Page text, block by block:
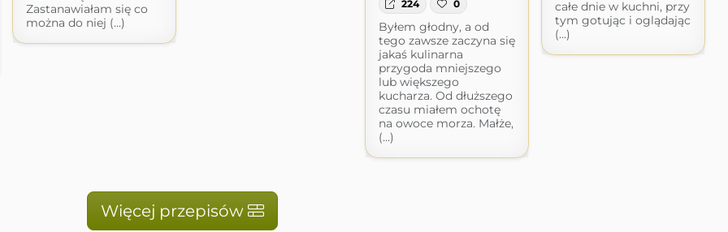
całe dnie w kuchni, przy
tym gotując i oglądając
(...)
Zastanawiałam się co
można do niej (...)
224 0
Byłem głodny, a od
tego zawsze zaczyna się
jakaś kulinarna
przygoda mniejszego
lub większego
kucharza. Od dłuższego
czasu miałem ochotę
na owoce morza. Małże,
(...)
Więcej przepisów